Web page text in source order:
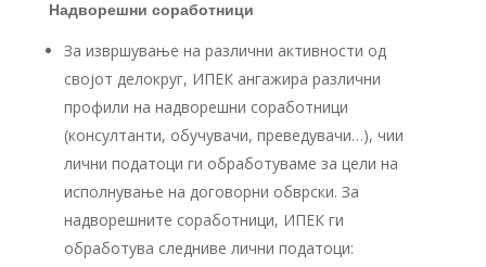
Надворешни соработници
За извршување на различни активности од
својот делокруг, ИПЕК ангажира различни
профили на надворешни соработници
(консултанти, обучувачи, преведувачи…), чии
лични податоци ги обработуваме за цели на
исполнување на договорни обврски. За
надворешните соработници, ИПЕК ги
обработува следниве лични податоци: